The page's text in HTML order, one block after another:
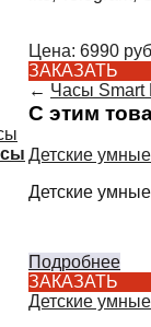
Цена: 6990
ЗАКАЗАТЬ
← Часы Smart
С этим
Детские
Детские
Подробнее
ЗАКАЗАТЬ
Детские